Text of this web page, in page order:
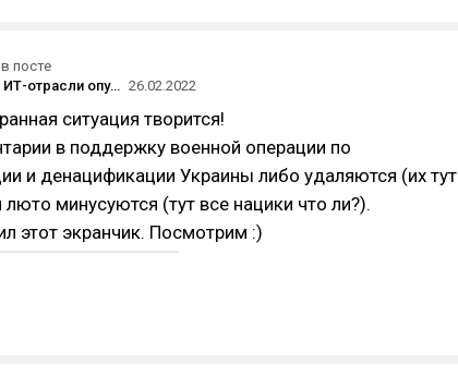
в посте
Сотрудники ИТ-отрасли опубликовали открытое письмо против «операции» в Украине — его подписало больше тысячи человек 26.02.2022
ситуация творится!
в поддержку военной операции по
и денацификации Украины либо удаляются (их тут
люто минусуются (тут все нацики что ли?).
этот экранчик. Посмотрим :)